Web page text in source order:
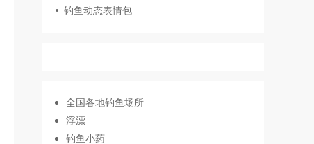
钓鱼动态表情包
全国各地钓鱼场所
浮漂
钓鱼小药